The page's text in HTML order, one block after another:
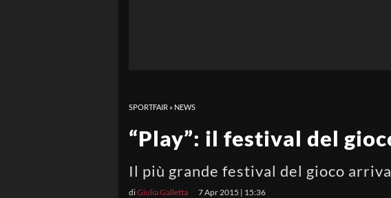
SPORTFAIR » NEWS
“Play”: il festival del
Il più grande festival del gioco
diGiulia Galletta 7 Apr 2015 | 15:36